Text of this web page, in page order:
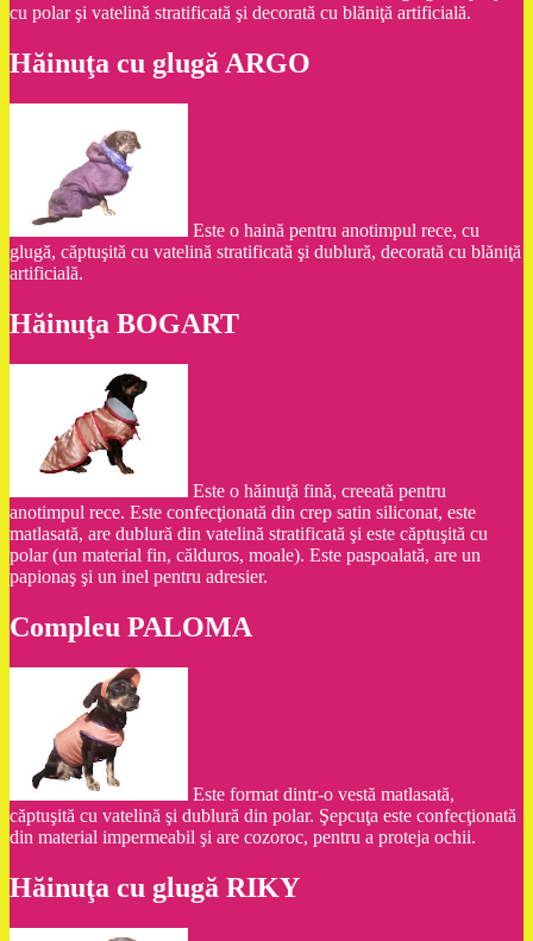
cu polar şi vatelină stratificată şi decorată cu blăniţă artificială.
Hăinuţa cu glugă ARGO
Este o haină pentru anotimpul rece, cu
glugă, căptuşită cu vatelină stratificată şi dublură, decorată cu blăniţă
artificială.
Hăinuţa BOGART
Este o hăinuţă fină, creeată pentru
anotimpul rece. Este confecţionată din crep satin siliconat, este
matlasată, are dublură din vatelină stratificată şi este căptuşită cu
polar (un material fin, călduros, moale). Este paspoalată, are un
papionaş şi un inel pentru adresier.
Compleu PALOMA
Este format dintr-o vestă matlasată,
căptuşită cu vatelină şi dublură din polar. Şepcuţa este confecţionată
din material impermeabil şi are cozoroc, pentru a proteja ochii.
Hăinuţa cu glugă RIKY